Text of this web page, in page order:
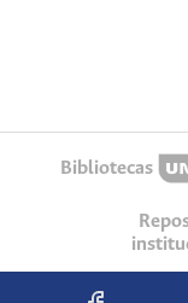
Bibliotecas